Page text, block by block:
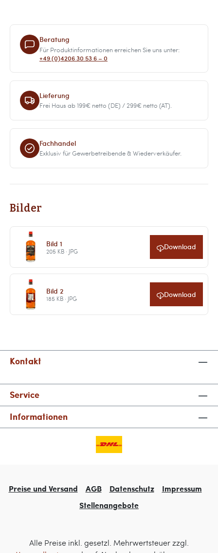
Beratung
Für Produktinformationen erreichen Sie uns unter:
+49 (0)4206 30 53 6 – 0
Lieferung
Frei Haus ab 199€ netto (DE) / 299€ netto (AT).
Fachhandel
Exklusiv für Gewerbetreibende & Wiederverkäufer.
Bilder
Bild 1
205 KB · JPG Download
Bild 2
185 KB · JPG Download
Kontakt
Service
Informationen
Preise und Versand AGB Datenschutz
Impressum
Stellenangebote
Alle Preise inkl. gesetzl. Mehrwertsteuer zzgl.